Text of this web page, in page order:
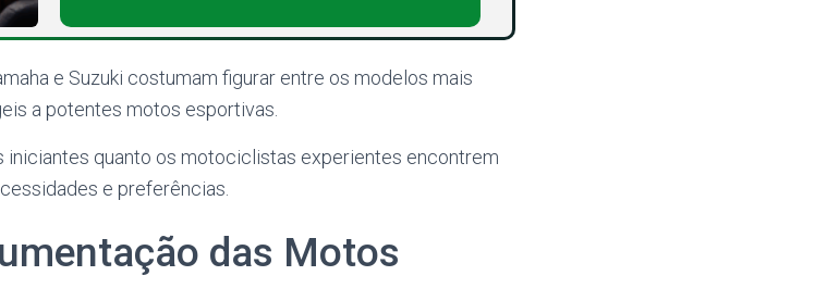
e Suzuki costumam figurar entre os modelos mais
a potentes motos esportivas.
iniciantes quanto os motociclistas experientes encontrem
e preferências.
das Motos